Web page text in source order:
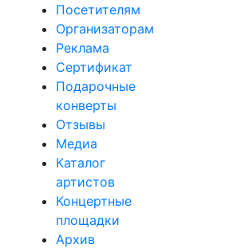
Посетителям
Организаторам
Реклама
Сертификат
Подарочные
конверты
Отзывы
Медиа
Каталог
артистов
Концертные
площадки
Архив